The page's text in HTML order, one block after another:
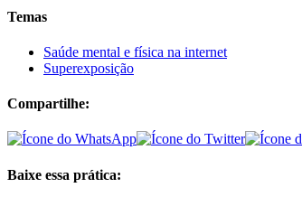
Temas
Saúde mental e física na internet
Superexposição
Compartilhe:
Baixe essa prática: